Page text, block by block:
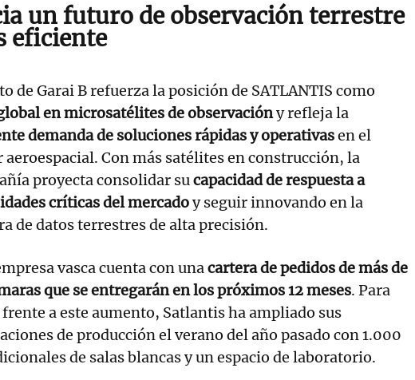
un futuro de observación terrestre
eficiente
de Garai B refuerza la posición de SATLANTIS como
en microsatélites de observacióny refleja la
demanda de soluciones rápidas y operativasen el
aeroespacial. Con más satélites en construcción, la
proyecta consolidar sucapacidad de respuesta a
críticas del mercadoy seguir innovando en la
de datos terrestres de alta precisión.
vasca cuenta con unacartera de pedidos de más de
que se entregarán en los próximos 12 meses. Para
a este aumento, Satlantis ha ampliado sus
de producción el verano del año pasado con 1.000
de salas blancas y un espacio de laboratorio.